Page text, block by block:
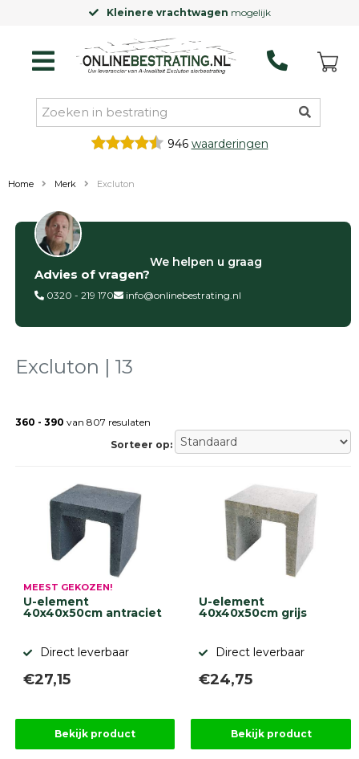
Kleinere vrachtwagen mogelijk
946 waarderingen
Home Merk Excluton
Categorieën
Siertegels
Betontegels
tegels
Buitentegels
Betonklinkers
Gebakken
Sierbestrating
Trommelstenen
Wildverband
bestrating
Straatklinkers
Opsluitbanden
Advies of vragen?
We helpen u graag
0320 - 219 170 info@onlinebestrating.nl
Excluton | 13
360 - 390 van 807 resulaten
Sorteer op:
MEEST GEKOZEN!
U-element
40x40x50cm antraciet
Direct leverbaar
€27,15
Bekijk product
U-element
40x40x50cm grijs
Direct leverbaar
€24,75
Bekijk product